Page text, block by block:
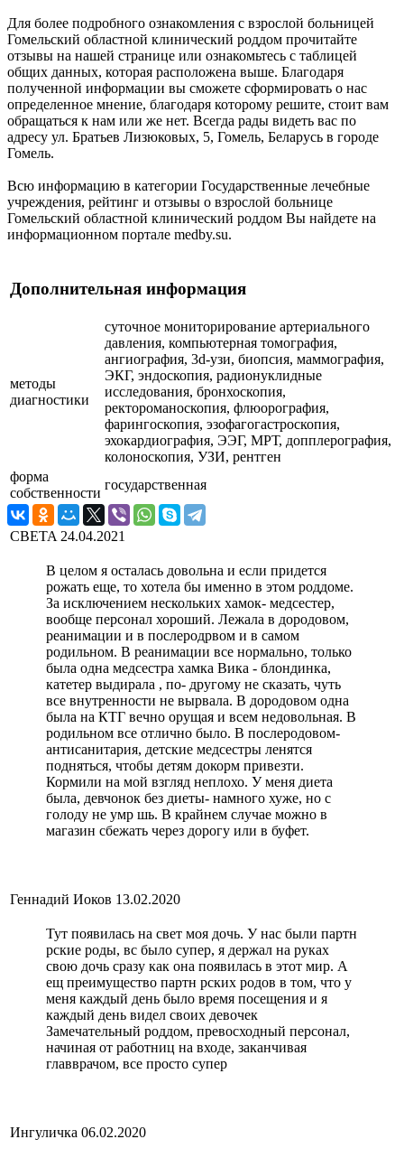
Для более подробного ознакомления с взрослой больницей
Гомельский областной клинический роддом прочитайте
отзывы на нашей странице или ознакомьтесь с таблицей
общих данных, которая расположена выше. Благодаря
полученной информации вы сможете сформировать о нас
определенное мнение, благодаря которому решите, стоит вам
обращаться к нам или же нет. Всегда рады видеть вас по
адресу ул. Братьев Лизюковых, 5, Гомель, Беларусь в городе
Гомель.
Всю информацию в категории Государственные лечебные
учреждения, рейтинг и отзывы о взрослой больнице
Гомельский областной клинический роддом Вы найдете на
информационном портале medby.su.
Дополнительная информация
методы
диагностики
суточное мониторирование артериального
давления, компьютерная томография,
ангиография, 3d-узи, биопсия, маммография,
ЭКГ, эндоскопия, радионуклидные
исследования, бронхоскопия,
ректороманоскопия, флюорография,
фарингоскопия, эзофагогастроскопия,
эхокардиография, ЭЭГ, МРТ, допплерография,
колоноскопия, УЗИ, рентген
форма
собственности
государственная
CBETA 24.04.2021
В целом я осталась довольна и если придется
рожать еще, то хотела бы именно в этом роддоме.
За исключением нескольких хамок- медсестер,
вообще персонал хороший. Лежала в дородовом,
реанимации и в послеродрвом и в самом
родильном. В реанимации все нормально, только
была одна медсестра хамка Вика - блондинка,
катетер выдирала , по- другому не сказать, чуть
все внутренности не вырвала. В дородовом одна
была на КТГ вечно орущая и всем недовольная. В
родильном все отлично было. В послеродовом-
антисанитария, детские медсестры ленятся
подняться, чтобы детям докорм привезти.
Кормили на мой взгляд неплохо. У меня диета
была, девчонок без диеты- намного хуже, но с
голоду не умр шь. В крайнем случае можно в
магазин сбежать через дорогу или в буфет.
Геннадий Иоков 13.02.2020
Тут появилась на свет моя дочь. У нас были партн
рские роды, вс было супер, я держал на руках
свою дочь сразу как она появилась в этот мир. А
ещ преимущество партн рских родов в том, что у
меня каждый день было время посещения и я
каждый день видел своих девочек
Замечательный роддом, превосходный персонал,
начиная от работниц на входе, заканчивая
главврачом, все просто супер
Ингуличка 06.02.2020